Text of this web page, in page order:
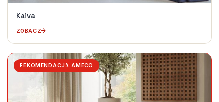
Kaiva
ZOBACZ
REKOMENDACJA AMECO